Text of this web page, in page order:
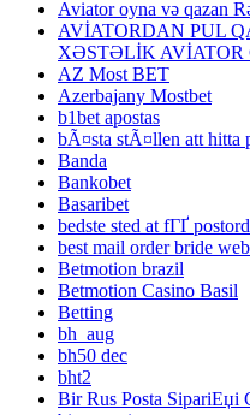
Aviator oyna və qazan
AVİATORDAN PUL
XƏSTƏLİK AVİATOR
AZ Most BET
Azerbajany Mostbet
b1bet apostas
bÃ¤sta stÃ¤llen att hitta
Banda
Bankobet
Basaribet
bedste sted at fГҐ
best mail order bride
Betmotion brazil
Betmotion Casino Basil
Betting
bh_aug
bh50 dec
bht2
Bir Rus Posta